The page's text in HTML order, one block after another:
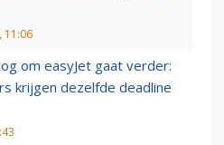
11:06
om easyJet gaat verder:
krijgen dezelfde deadline